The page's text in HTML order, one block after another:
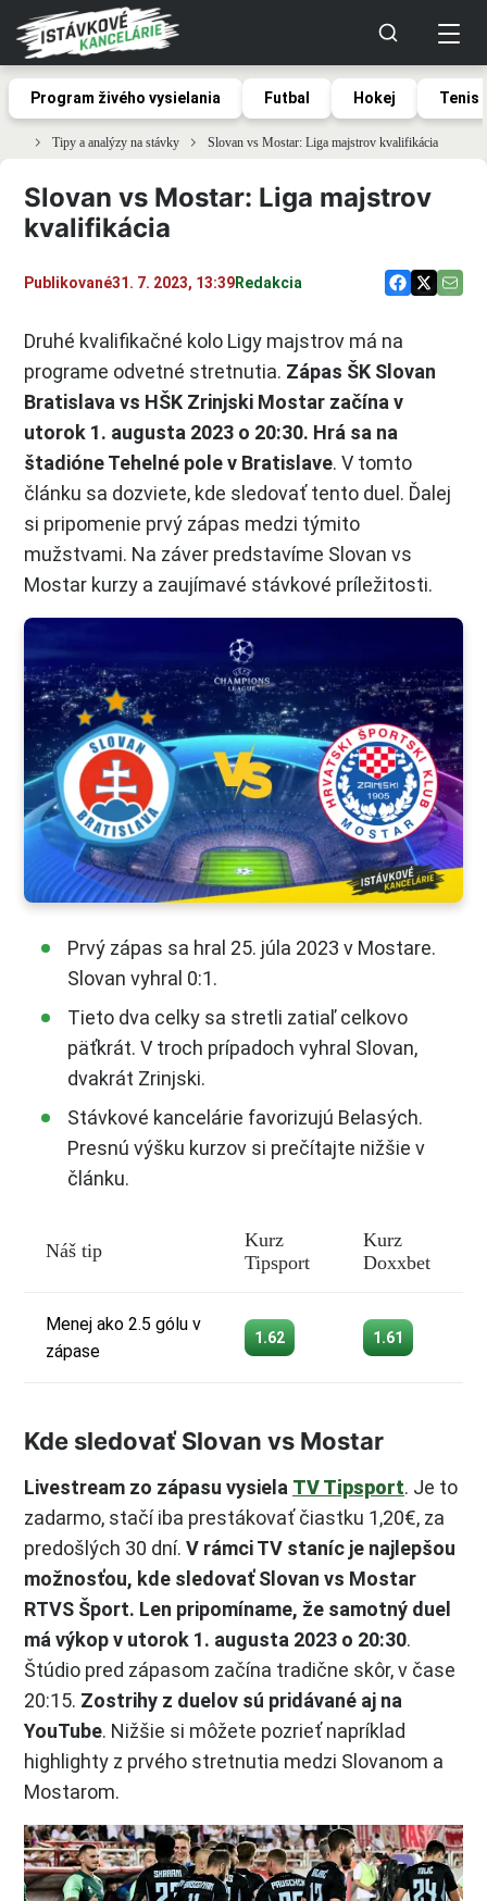
Program živého vysielania Futbal Hokej Tenis
Tipy a analýzy na stávky Slovan vs Mostar: Liga majstrov kvalifikácia
Slovan vs Mostar: Liga majstrov
kvalifikácia
Publikované31. 7. 2023, 13:39Redakcia
Druhé kvalifikačné kolo Ligy majstrov má na
programe odvetné stretnutia. Zápas ŠK Slovan
Bratislava vs HŠK Zrinjski Mostar začína v
utorok 1. augusta 2023 o 20:30. Hrá sa na
štadióne Tehelné pole v Bratislave. V tomto
článku sa dozviete, kde sledovať tento duel. Ďalej
si pripomenie prvý zápas medzi týmito
mužstvami. Na záver predstavíme Slovan vs
Mostar kurzy a zaujímavé stávkové príležitosti.
Prvý zápas sa hral 25. júla 2023 v Mostare.
Slovan vyhral 0:1.
Tieto dva celky sa stretli zatiaľ celkovo
päťkrát. V troch prípadoch vyhral Slovan,
dvakrát Zrinjski.
Stávkové kancelárie favorizujú Belasých.
Presnú výšku kurzov si prečítajte nižšie v
článku.
Náš tip
Kurz
Tipsport
Kurz
Doxxbet
Menej ako 2.5 gólu v
zápase
1.62 1.61
Kde sledovať Slovan vs Mostar
Livestream zo zápasu vysiela TV Tipsport. Je to
zadarmo, stačí iba prestákovať čiastku 1,20€, za
predošlých 30 dní. V rámci TV staníc je najlepšou
možnosťou, kde sledovať Slovan vs Mostar
RTVS Šport. Len pripomíname, že samotný duel
má výkop v utorok 1. augusta 2023 o 20:30.
Štúdio pred zápasom začína tradične skôr, v čase
20:15. Zostrihy z duelov sú pridávané aj na
YouTube. Nižšie si môžete pozrieť napríklad
highlighty z prvého stretnutia medzi Slovanom a
Mostarom.